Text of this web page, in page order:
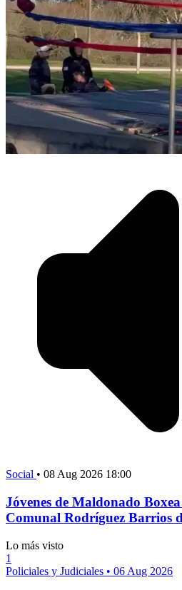
Social • 08 Aug 2026 18:00
Jóvenes de Maldonado
Comunal Rodríguez Barrios
Lo más visto
1
Policiales y Judiciales • 06 Aug 2026